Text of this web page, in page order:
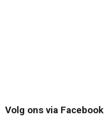
Volg ons via Facebook